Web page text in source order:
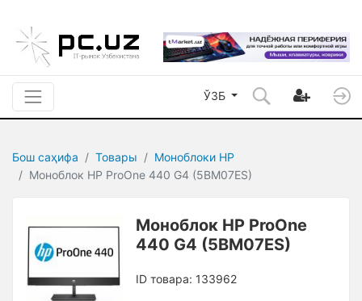
ЎЗБ
Бош саҳифа Товары
Моноблоки HP
Моноблок HP ProOne 440 G4 (5BM07ES)
Моноблок HP ProOne
440 G4 (5BM07ES)
ID товара: 133962